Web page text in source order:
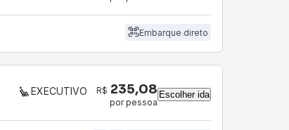
Embarque direto
EXECUTIVO R$ 235,08
por pessoa
Escolher ida